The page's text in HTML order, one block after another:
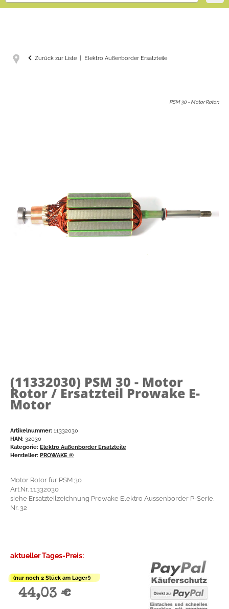
Zurück zur Liste Elektro Außenborder Ersatzteile
PSM 30 - Motor Rotor:
(11332030) PSM 30 - Motor
Rotor / Ersatzteil Prowake E-
Motor
Artikelnummer: 11332030
HAN: 32030
Kategorie: Elektro Außenborder Ersatzteile
Hersteller: PROWAKE ®
Motor Rotor für PSM 30
Art.Nr. 11332030
siehe Ersatzteilzeichnung Prowake Elektro Aussenborder P-Serie,
Nr. 32
aktueller Tages-Preis:
(nur noch 2 Stück am Lager!)
44,03 €